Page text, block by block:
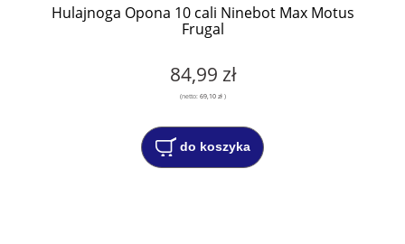
Hulajnoga Opona 10 cali Ninebot Max Motus
Frugal
84,99 zł
(netto: 69,10 zł)
do koszyka